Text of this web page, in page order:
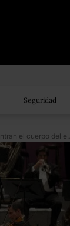
Seguridad
Autoridades encuentran el